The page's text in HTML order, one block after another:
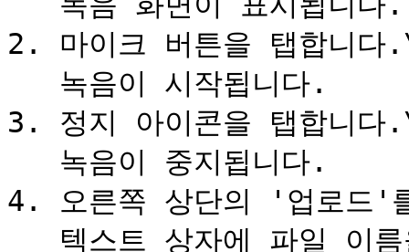
2. 마이크 버튼을 탭합니다
3. 정지 아이콘을 탭합니다
4. 오른쪽 상단의 '업로드'